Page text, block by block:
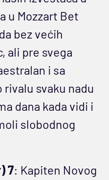
u Mozzart Bet
bez većih
ali pre svega
i sa
svaku nadu
dana kada vidi i
slobodnog
7: Kapiten Novog